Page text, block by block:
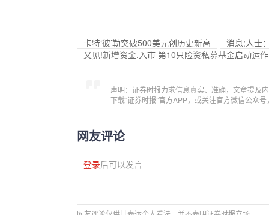
卡特‘彼’勒突破500美元创历史新高
消息;人士
又见!新增资金.入市 第10只险资私募基金启动运作
声明：证券时报力求信息真实、准确，文章提及
下载“证券时报”官方APP，或关注官方微信公众
网友评论
登录后可以发言